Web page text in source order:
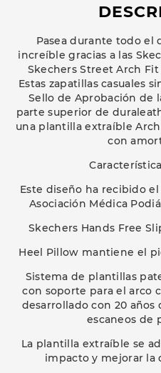
Pasea durante todo el
increíble gracias a las
Skechers Street Arch Fit
Estas zapatillas casuales
Sello de Aprobación de
parte superior de
una plantilla extraíble
con
Este diseño ha recibido
Asociación Médica
Skechers Hands Free
Heel Pillow mantiene el
Sistema de plantillas
con soporte para el arco
desarrollado con 20 años
escaneos de
La plantilla extraíble se
impacto y mejorar la